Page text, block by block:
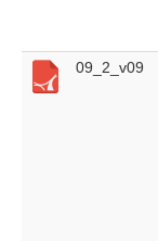
09_2_v09